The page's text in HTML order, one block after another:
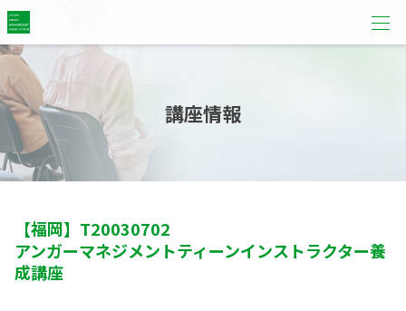
講座情報
【福岡】 T20030702
アンガーマネジメントティーンインストラクター養
成講座